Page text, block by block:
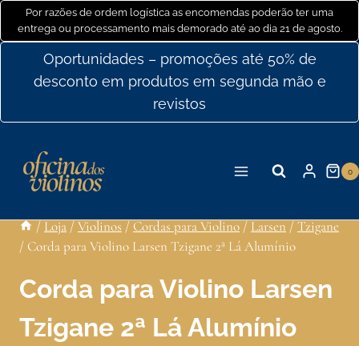
para
conteúdo
Por razões de ordem logística as encomendas poderão ter uma
entrega ou processamento mais demorado até ao dia 21 de agosto.
Oportunidades – promoções até 50% de
desconto em produtos em segunda mão e
revistos
0
/ Loja /Violinos / Cordas para Violino / Larsen /Tzigane
/ Corda para Violino Larsen Tzigane 2ª Lá Alumínio
Corda para Violino Larsen
Tzigane 2ª Lá Alumínio